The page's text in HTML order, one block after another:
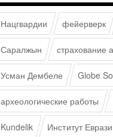
Нацгвардии фейерверк
Саралжын страхование
Усман Дембеле Globe
археологические работы
Kundelik Институт